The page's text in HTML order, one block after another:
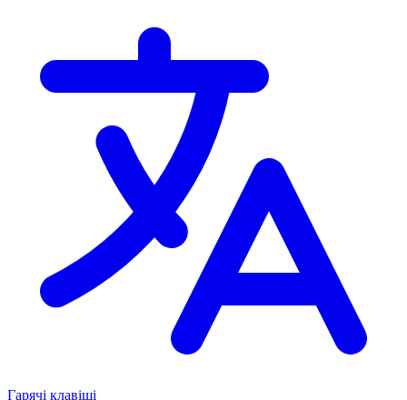
Гарячі клавіші